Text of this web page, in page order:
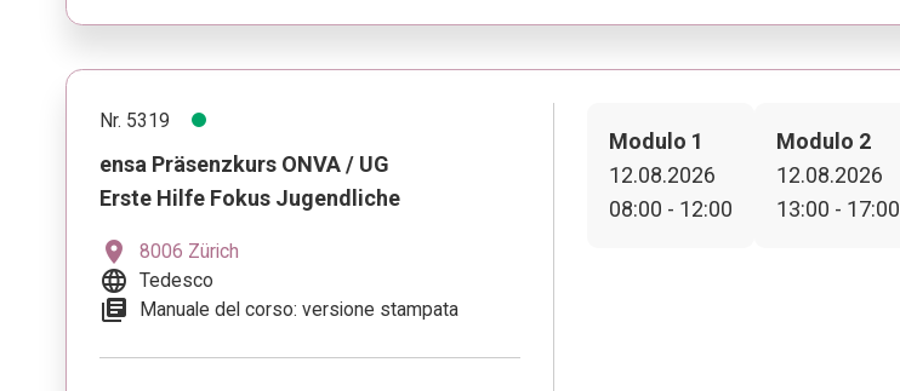
Nr. 5319
ensa Präsenzkurs ONVA / UG
Erste Hilfe Fokus Jugendliche
location_on 8006 Zürich
language Tedesco
library_books Manuale del corso: versione stampata
Modulo 1
12.08.2026
08:00 - 12:00
Modulo 2
12.08.2026
13:00 - 17:00